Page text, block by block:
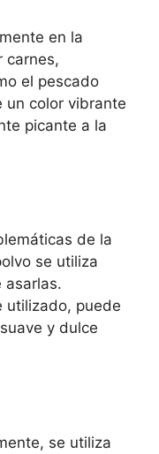
en la
carnes,
el pescado
un color vibrante
picante a la
de la
se utiliza
asarlas.
utilizado, puede
y dulce
se utiliza